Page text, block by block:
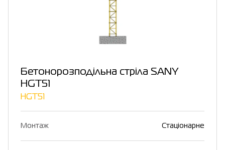
Бетонорозподільна стріла SANY
HGT51
HGT51
Монтаж Стаціонарне